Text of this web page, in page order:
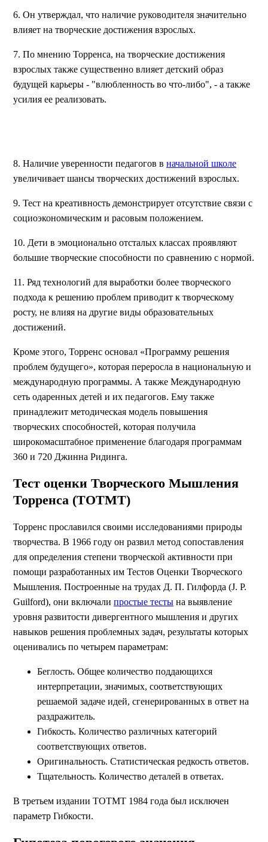
6. Он утверждал, что наличие руководителя значительно
влияет на творческие достижения взрослых.
7. По мнению Торренса, на творческие достижения
взрослых также существенно влияет детский образ
будущей карьеры - "влюбленность во что-либо", - а также
усилия ее реализовать.
8. Наличие уверенности педагогов в начальной школе
увеличивает шансы творческих достижений взрослых.
9. Тест на креативность демонстрирует отсутствие связи с
социоэкономическим и расовым положением.
10. Дети в эмоционально отсталых классах проявляют
большие творческие способности по сравнению с нормой.
11. Ряд технологий для выработки более творческого
подхода к решению проблем приводит к творческому
росту, не влияя на другие виды образовательных
достижений.
Кроме этого, Торренс основал «Программу решения
проблем будущего», которая переросла в национальную и
международную программы. А также Международную
сеть одаренных детей и их педагогов. Ему также
принадлежит методическая модель повышения
творческих способностей, которая получила
широкомасштабное применение благодаря программам
360 и 720 Джинна Ридинга.
Тест оценки Творческого Мышления
Торренса (ТОТМТ)
Торренс прославился своими исследованиями природы
творчества. В 1966 году он развил метод сопоставления
для определения степени творческой активности при
помощи разработанных им Тестов Оценки Творческого
Мышления. Построенные на трудах Д. П. Гилфорда (J. P.
Guilford), они включали простые тесты на выявление
уровня развитости дивергентного мышления и других
навыков решения проблемных задач, результаты которых
оценивались по четырем параметрам:
Беглость. Общее количество поддающихся
интерпретации, значимых, соответствующих
решаемой задаче идей, сгенерированных в ответ на
раздражитель.
Гибкость. Количество различных категорий
соответствующих ответов.
Оригинальность. Статистическая редкость ответов.
Тщательность. Количество деталей в ответах.
В третьем издании ТОТМТ 1984 года был исключен
параметр Гибкости.